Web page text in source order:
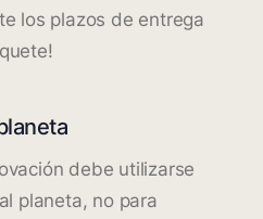
los plazos de entrega
debe utilizarse
planeta, no para